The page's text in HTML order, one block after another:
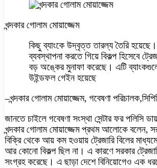
খন্দকার গোলাম মোয়াজ্জেম
কিছু ব্যাংকে উদ্বৃত্ত তারল্য তৈরি
ব্যবস্থাপনা করতে গিয়ে বিকল্প হিসেবে
বড় অঙ্কের মুনাফা করেছে। এটি
উইন্ডফল গেইন হয়েছে
–খন্দকার গোলাম মোয়াজ্জেম, গবেষণা
জানতে চাইলে গবেষণা সংস্থা সেন্টার ফর পলিসি
খন্দকার গোলাম মোয়াজ্জেম প্রথম আলোকে বলেন,
বিক্রি থেকে আয় কম হওয়ায় ট্রেজারি বিলের
আর কোনো বিকল্প ছিল না। এ কারণে সরকার
সংগ্রহ করেছে। এ ছাড়া দেশে বিনিয়োগেও এক